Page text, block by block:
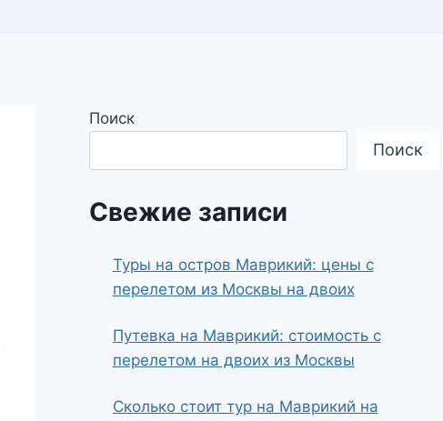
Поиск
Поиск
Свежие записи
Туры на остров Маврикий: цены с
перелетом из Москвы на двоих
Путевка на Маврикий: стоимость с
перелетом на двоих из Москвы
Сколько стоит тур на Маврикий на